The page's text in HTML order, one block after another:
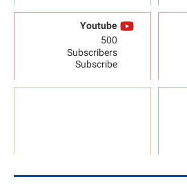
Youtube
500
Subscribers
Subscribe